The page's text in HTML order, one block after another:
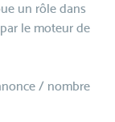
un rôle dans
le moteur de
/ nombre